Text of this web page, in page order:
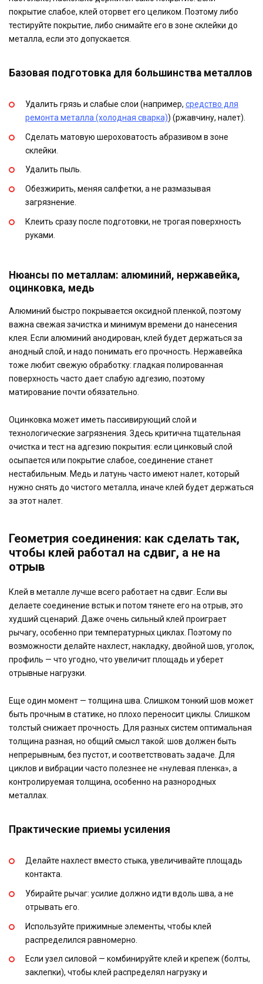
покрытие слабое, клей оторвет его целиком. Поэтому либо
тестируйте покрытие, либо снимайте его в зоне склейки до
металла, если это допускается.
Базовая подготовка для большинства металлов
Удалить грязь и слабые слои (например, средство для
ремонта металла (холодная сварка)) (ржавчину, налет).
Сделать матовую шероховатость абразивом в зоне
склейки.
Удалить пыль.
Обезжирить, меняя салфетки, а не размазывая
загрязнение.
Клеить сразу после подготовки, не трогая поверхность
руками.
Нюансы по металлам: алюминий, нержавейка,
оцинковка, медь
Алюминий быстро покрывается оксидной пленкой, поэтому
важна свежая зачистка и минимум времени до нанесения
клея. Если алюминий анодирован, клей будет держаться за
анодный слой, и надо понимать его прочность. Нержавейка
тоже любит свежую обработку: гладкая полированная
поверхность часто дает слабую адгезию, поэтому
матирование почти обязательно.
Оцинковка может иметь пассивирующий слой и
технологические загрязнения. Здесь критична тщательная
очистка и тест на адгезию покрытия: если цинковый слой
осыпается или покрытие слабое, соединение станет
нестабильным. Медь и латунь часто имеют налет, который
нужно снять до чистого металла, иначе клей будет держаться
за этот налет.
Геометрия соединения: как сделать так,
чтобы клей работал на сдвиг, а не на
отрыв
Клей в металле лучше всего работает на сдвиг. Если вы
делаете соединение встык и потом тянете его на отрыв, это
худший сценарий. Даже очень сильный клей проиграет
рычагу, особенно при температурных циклах. Поэтому по
возможности делайте нахлест, накладку, двойной шов, уголок,
профиль — что угодно, что увеличит площадь и уберет
отрывные нагрузки.
Еще один момент — толщина шва. Слишком тонкий шов может
быть прочным в статике, но плохо переносит циклы. Слишком
толстый снижает прочность. Для разных систем оптимальная
толщина разная, но общий смысл такой: шов должен быть
непрерывным, без пустот, и соответствовать задаче. Для
циклов и вибрации часто полезнее не «нулевая пленка», а
контролируемая толщина, особенно на разнородных
металлах.
Практические приемы усиления
Делайте нахлест вместо стыка, увеличивайте площадь
контакта.
Убирайте рычаг: усилие должно идти вдоль шва, а не
отрывать его.
Используйте прижимные элементы, чтобы клей
распределился равномерно.
Если узел силовой — комбинируйте клей и крепеж (болты,
заклепки), чтобы клей распределял нагрузку и